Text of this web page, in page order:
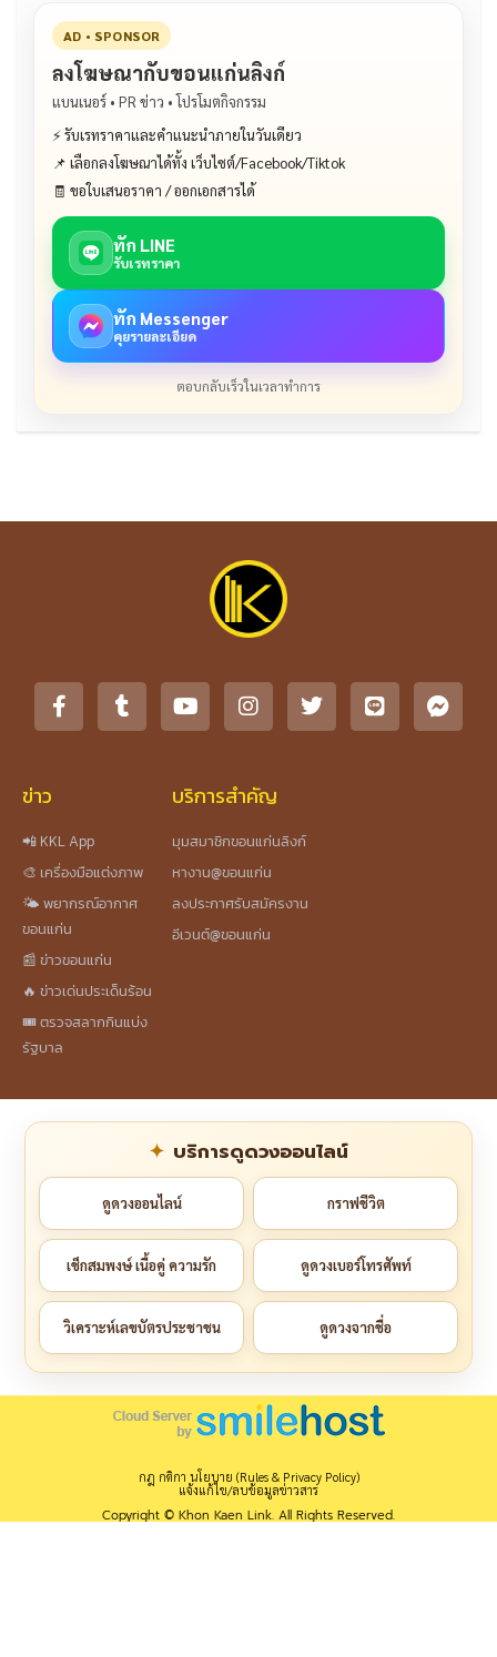
AD • SPONSOR
ลงโฆษณากับขอนแก่นลิงก์
แบนเนอร์ • PR ข่าว • โปรโมตกิจกรรม
⚡ รับเรทราคาและคำแนะนำภายในวันเดียว
📌 เลือกลงโฆษณาได้ทั้ง เว็บไซต์/Facebook/Tiktok
🧾 ขอใบเสนอราคา / ออกเอกสารได้
ทัก LINE
รับเรทราคา
ทัก Messenger
คุยรายละเอียด
ตอบกลับเร็วในเวลาทำการ
ข่าว
📲 KKL App
🎨 เครื่องมือแต่งภาพ
🌤️ พยากรณ์อากาศ
ขอนแก่น
📰 ข่าวขอนแก่น
🔥 ข่าวเด่นประเด็นร้อน
🎟️ ตรวจสลากกินแบ่ง
รัฐบาล
บริการสำคัญ
มุมสมาชิกขอนแก่นลิงก์
หางาน@ขอนแก่น
ลงประกาศรับสมัครงาน
อีเวนต์@ขอนแก่น
บริการดูดวงออนไลน์
ดูดวงออนไลน์ กราฟชีวิต
เช็กสมพงษ์ เนื้อคู่ ความรัก ดูดวงเบอร์โทรศัพท์
วิเคราะห์เลขบัตรประชาชน ดูดวงจากชื่อ
กฎ กติกา นโยบาย (Rules & Privacy Policy)
แจ้งแก้ไข/ลบข้อมูลข่าวสาร
Copyright © Khon Kaen Link. All Rights Reserved.